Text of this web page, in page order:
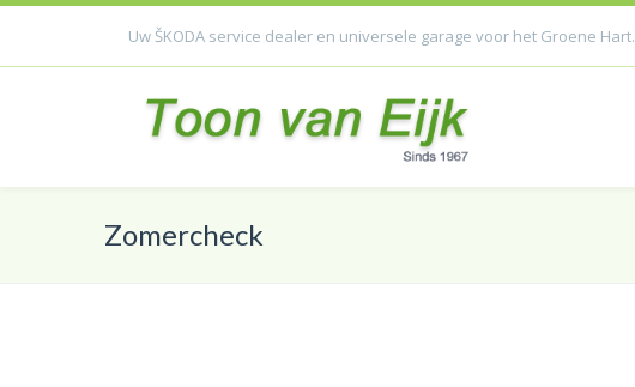
Uw ŠKODA service dealer en universele garage voor het Groene Hart.
Zomercheck